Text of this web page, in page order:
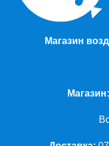
Магазин
Магазин: